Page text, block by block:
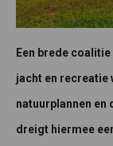
Een brede
jacht en recreatie
natuurplannen en
dreigt hiermee